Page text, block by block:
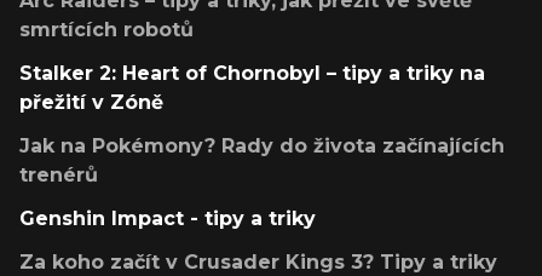
smrtících robotů
Stalker 2: Heart of Chornobyl – tipy a triky na
přežití v Zóně
Jak na Pokémony? Rady do života začínajících
trenérů
Genshin Impact - tipy a triky
Za koho začít v Crusader Kings 3? Tipy a triky